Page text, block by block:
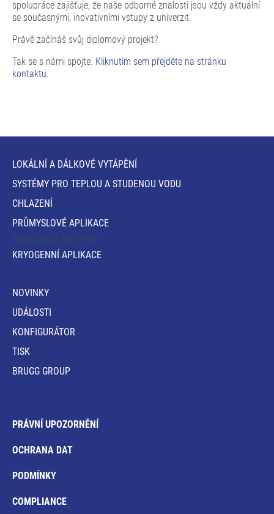
spolupráce zajišťuje, že naše odborné znalosti jsou vždy aktuální
se současnými, inovativními vstupy z univerzit.
Právě začínáš svůj diplomový projekt?
Tak se s námi spojte. Kliknutím sem přejděte na stránku
kontaktu.
LOKÁLNÍ A DÁLKOVÉ VYTÁPĚNÍ
SYSTÉMY PRO TEPLOU A STUDENOU VODU
CHLAZENÍ
PRŮMYSLOVÉ APLIKACE
TANKOVACÍ ZAŘÍZENÍ
KRYOGENNÍ APLIKACE
NOVINKY
UDÁLOSTI
KONFIGURÁTOR
TISK
BRUGG GROUP
PRÁVNÍ UPOZORNĚNÍ
OCHRANA DAT
PODMÍNKY
COMPLIANCE